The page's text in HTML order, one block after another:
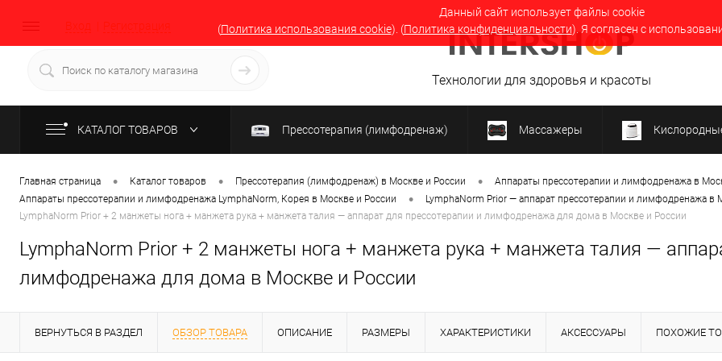
Данный сайт использует файлы cookie
(Политика использования cookie). (Политика конфиденциальности). Я согласен с
Вход Регистрация
Технологии для здоровья и красоты
КАТАЛОГ ТОВАРОВ Прессотерапия (лимфодренаж) Массажеры
Главная страница • Каталог товаров • Прессотерапия (лимфодренаж) в Москве и России • Аппараты прессотерапии и лимфодренажа в
Аппараты прессотерапии и лимфодренажа LymphaNorm, Корея в Москве и России • LymphaNorm Prior — аппарат прессотерапии и лимфодренажа в
LymphaNorm Prior + 2 манжеты нога + манжета рука + манжета талия — аппарат для прессотерапии и лимфодренажа для дома в Москве и России
LymphaNorm Prior + 2 манжеты нога + манжета рука + манжета талия —
лимфодренажа для дома в Москве и России
ВЕРНУТЬСЯ В РАЗДЕЛ ОБЗОР ТОВАРА ОПИСАНИЕ РАЗМЕРЫ ХАРАКТЕРИСТИКИ АКСЕССУАРЫ ПОХОЖИЕ